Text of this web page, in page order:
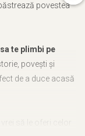
povestea
sa te plimbi pe
povești și
de a duce acasă